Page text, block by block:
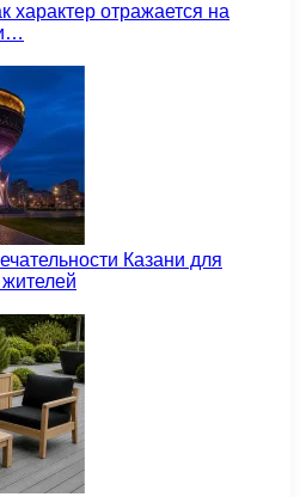
характер отражается на
Казани для